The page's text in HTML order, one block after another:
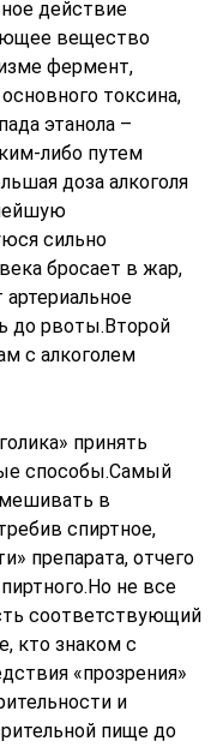
действие
вещество
фермент,
токсина,
этанола –
либо путем
доза алкоголя
сильно
бросает в жар,
до рвоты.Второй
с алкоголем
принять
способы.Самый
в
спиртное,
препарата, отчего
не все
соответствующий
кто знаком с
«прозрения»
и
пище до